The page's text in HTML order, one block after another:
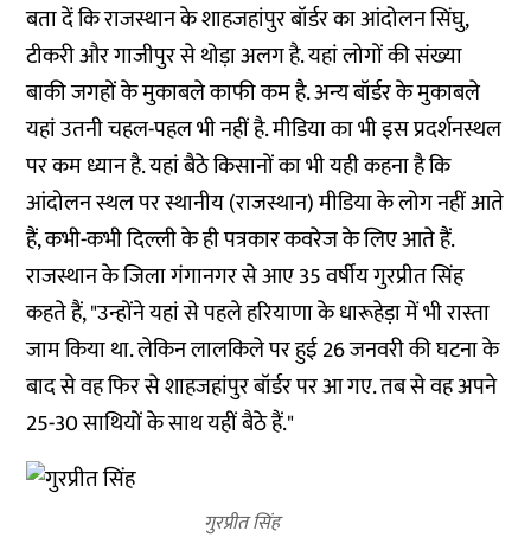
बता दें कि राजस्थान के शाहजहांपुर बॉर्डर का आंदोलन सिंघु,
टीकरी और गाजीपुर से थोड़ा अलग है. यहां लोगों की संख्या
बाकी जगहों के मुकाबले काफी कम है. अन्य बॉर्डर के मुकाबले
यहां उतनी चहल-पहल भी नहीं है. मीडिया का भी इस प्रदर्शनस्थल
पर कम ध्यान है. यहां बैठे किसानों का भी यही कहना है कि
आंदोलन स्थल पर स्थानीय (राजस्थान) मीडिया के लोग नहीं आते
हैं, कभी-कभी दिल्ली के ही पत्रकार कवरेज के लिए आते हैं.
राजस्थान के जिला गंगानगर से आए 35 वर्षीय गुरप्रीत सिंह
कहते हैं, "उन्होंने यहां से पहले हरियाणा के धारूहेड़ा में भी रास्ता
जाम किया था. लेकिन लालकिले पर हुई 26 जनवरी की घटना के
बाद से वह फिर से शाहजहांपुर बॉर्डर पर आ गए. तब से वह अपने
25-30 साथियों के साथ यहीं बैठे हैं."
गुरप्रीत सिंह